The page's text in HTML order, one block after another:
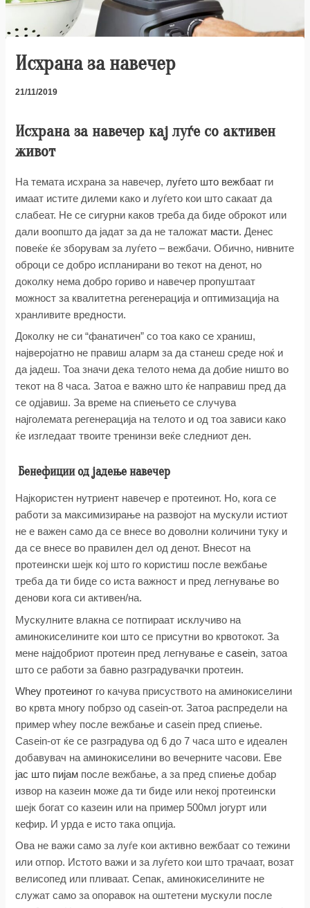
Исхрана за навечер
21/11/2019
Исхрана за навечер кај луѓе со активен
живот
На темата исхрана за навечер, луѓето што вежбаат ги
имаат истите дилеми како и луѓето кои што сакаат да
слабеат. Не се сигурни каков треба да биде оброкот или
дали воопшто да јадат за да не таложат масти. Денес
повеќе ќе зборувам за луѓето – вежбачи. Обично, нивните
оброци се добро испланирани во текот на денот, но
доколку нема добро гориво и навечер пропуштаат
можност за квалитетна регенерација и оптимизација на
хранливите вредности.
Доколку не си “фанатичен” со тоа како се храниш,
најверојатно не правиш аларм за да станеш среде ноќ и
да јадеш. Тоа значи дека телото нема да добие ништо во
текот на 8 часа. Затоа е важно што ќе направиш пред да
се одјавиш. За време на спиењето се случува
најголемата регенерација на телото и од тоа зависи како
ќе изгледаат твоите тренинзи веќе следниот ден.
Бенефиции од јадење навечер
Најкористен нутриент навечер е протеинот. Но, кога се
работи за максимизирање на развојот на мускули истиот
не е важен само да се внесе во доволни количини туку и
да се внесе во правилен дел од денот. Внесот на
протеински шејк кој што го користиш после вежбање
треба да ти биде со иста важност и пред легнување во
денови кога си активен/на.
Мускулните влакна се потпираат исклучиво на
аминокиселините кои што се присутни во крвотокот. За
мене најдобриот протеин пред легнување еcasein, затоа
што се работи за бавно разградувачки протеин.
Whey протеинот го качува присуството на аминокиселини
во крвта многу побрзо од casein-от. Затоа распредели на
пример whey после вежбање и casein пред спиење.
Casein-от ќе се разградува од 6 до 7 часа што е идеален
добавувач на аминокиселини во вечерните часови. Еве
јас што пијам после вежбање, а за пред спиење добар
извор на казеин може да ти биде или некој протеински
шејк богат со казеин или на пример 500мл јогурт или
кефир. И урда е исто така опција.
Ова не важи само за луѓе кои активно вежбаат со тежини
или отпор. Истото важи и за луѓето кои што трачаат, возат
велисопед или пливаат. Сепак, аминокиселините не
служат само за опоравок на оштетени мускули после